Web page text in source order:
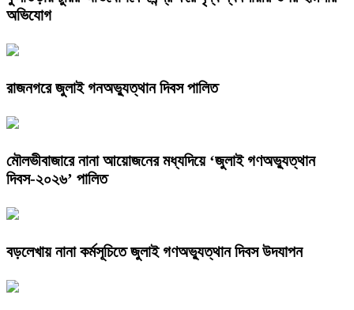
অভিযোগ
রাজনগরে জুলাই গনঅভ্যুত্থান দিবস পালিত
মৌলভীবাজারে নানা আয়োজনের মধ্যদিয়ে ‘জুলাই গণঅভ্যুত্থান
দিবস-২০২৬’ পালিত
বড়লেখায় নানা কর্মসূচিতে জুলাই গণঅভ্যুত্থান দিবস উদযাপন